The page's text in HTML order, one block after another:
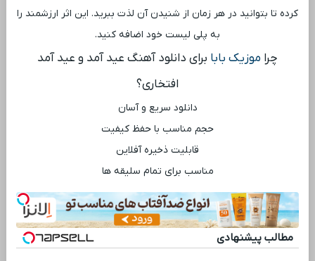
کرده تا بتوانید در هر زمان از شنیدن آن لذت ببرید. این اثر ارزشمند را
به پلی ‌لیست خود اضافه کنید.
چرا موزیک بابا برای دانلود آهنگ عید آمد و عید آمد
افتخاری؟
دانلود سریع و آسان
حجم مناسب با حفظ کیفیت
قابلیت ذخیره آفلاین
مناسب برای تمام سلیقه ‌ها
مطالب پیشنهادی